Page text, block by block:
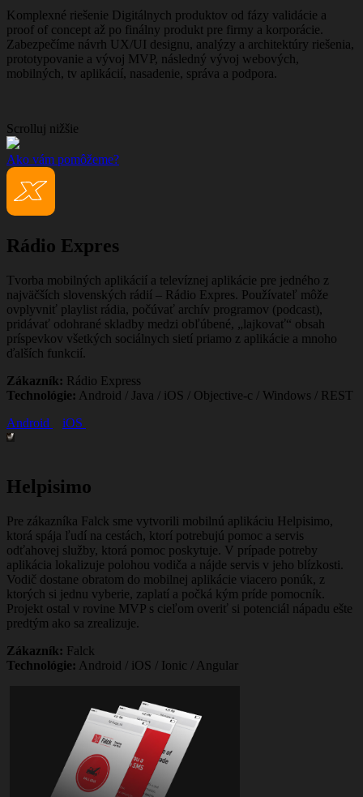
Komplexné riešenie Digitálnych produktov od fázy validácie a
proof of concept až po finálny produkt pre firmy a korporácie.
Zabezpečíme návrh UX/UI designu, analýzy a architektúry riešenia,
prototypovanie a vývoj MVP, následný vývoj webových,
mobilných, tv aplikácií, nasadenie, správa a podpora.
Scrolluj nižšie
Ako vám pomôžeme?
Rádio Expres
Tvorba mobilných aplikácií a televíznej aplikácie pre jedného z
najväčších slovenských rádií – Rádio Expres. Používateľ môže
ovplyvniť playlist rádia, počúvať archív programov (podcast),
pridávať odohrané skladby medzi obľúbené, „lajkovať“ obsah
príspevkov všetkých sociálnych sietí priamo z aplikácie a mnoho
ďalších funkcií.
Zákazník: Rádio Express
Technológie: Android / Java / iOS / Objective-c / Windows / REST
Android
iOS
Helpisimo
Pre zákazníka Falck sme vytvorili mobilnú aplikáciu Helpisimo,
ktorá spája ľudí na cestách, ktorí potrebujú pomoc a servis
odťahovej služby, ktorá pomoc poskytuje. V prípade potreby
aplikácia lokalizuje polohou vodiča a nájde servis v jeho blízkosti.
Vodič dostane obratom do mobilnej aplikácie viacero ponúk, z
ktorých si jednu vyberie, zaplatí a počká kým príde pomocník.
Projekt ostal v rovine MVP s cieľom overiť si potenciál nápadu ešte
predtým ako sa zrealizuje.
Zákazník: Falck
Technológie: Android / iOS / Ionic / Angular